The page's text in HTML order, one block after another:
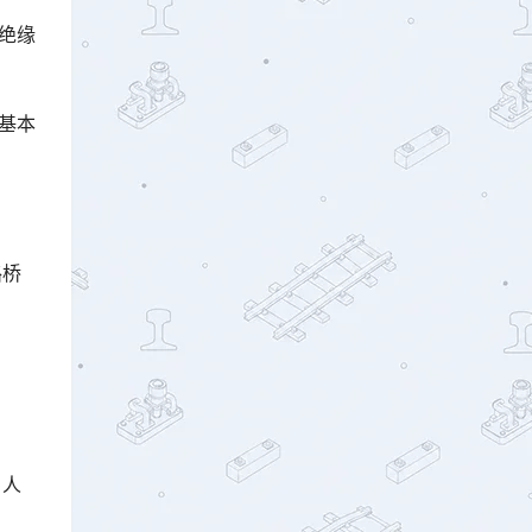
缘
本